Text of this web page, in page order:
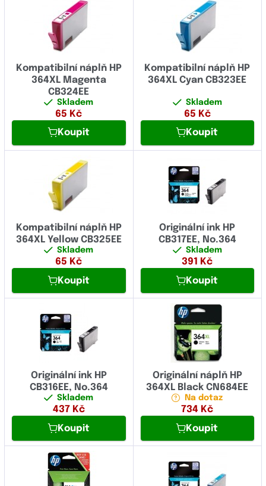
Kompatibilní náplň HP
364XL Magenta
CB324EE
Skladem
65 Kč
Koupit
Kompatibilní náplň HP
364XL Cyan CB323EE
Skladem
65 Kč
Koupit
Kompatibilní náplň HP
364XL Yellow CB325EE
Skladem
65 Kč
Koupit
Originální ink HP
CB317EE, No.364
Skladem
391 Kč
Koupit
Originální ink HP
CB316EE, No.364
Skladem
437 Kč
Koupit
Originální náplň HP
364XL Black CN684EE
Na dotaz
734 Kč
Koupit